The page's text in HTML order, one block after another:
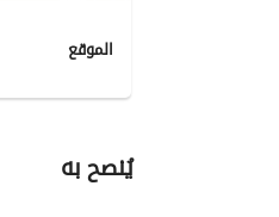
الموقع
يُنصح به